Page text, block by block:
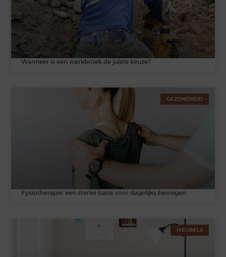
Wanneer is een werkbroek de juiste keuze?
GEZONDHEID
Fysiotherapie: een sterke basis voor dagelijks bewegen
MEUBELS